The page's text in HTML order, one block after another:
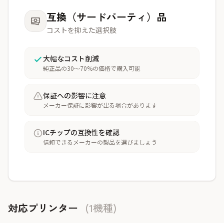
互換（サードパーティ）品
コストを抑えた選択肢
大幅なコスト削減
純正品の30〜70%の価格で購入可能
保証への影響に注意
メーカー保証に影響が出る場合があります
ICチップの互換性を確認
信頼できるメーカーの製品を選びましょう
対応プリンター (1機種)